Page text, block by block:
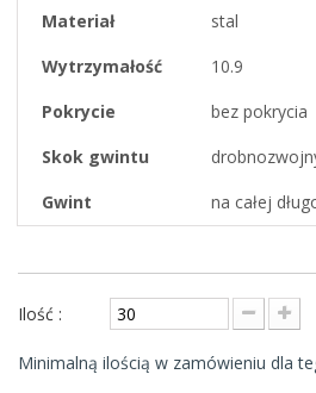
Materiał
stal
Wytrzymałość
10.9
Pokrycie
bez pokrycia
Skok gwintu
Gwint
na całej
Ilość :
Minimalną ilością w zamówieniu dla